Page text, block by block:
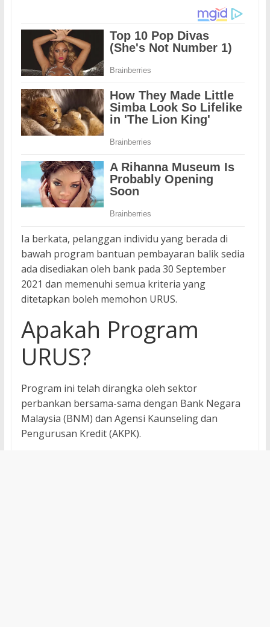
Ia berkata, pelanggan individu yang berada di
bawah program bantuan pembayaran balik sedia
ada disediakan oleh bank pada 30 September
2021 dan memenuhi semua kriteria yang
ditetapkan boleh memohon URUS.
Apakah Program
URUS?
Program ini telah dirangka oleh sektor
perbankan bersama-sama dengan Bank Negara
Malaysia (BNM) dan Agensi Kaunseling dan
Pengurusan Kredit (AKPK).